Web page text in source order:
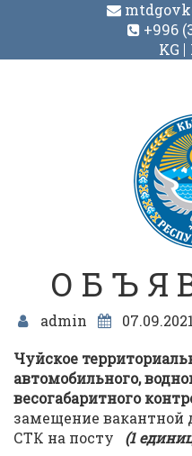
+996
KG
О Б Ъ Я
admin 07.09.2021
Чуйское
автомобильного,
весогабаритного
замещение
СТК на посту (1